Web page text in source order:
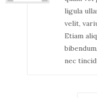
ligula
velit,
Etiam
nec